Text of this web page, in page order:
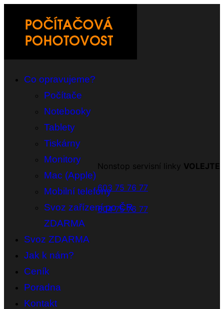
Co opravujeme?
Počítače
Notebooky
Tablety
Tiskárny
Monitory
Mac (Apple)
Mobilní telefony
Svoz zařízení po ČR
ZDARMA
Svoz ZDARMA
Jak k nám?
Ceník
Poradna
Kontakt
Nonstop servisní linky VOLEJTE
603 75 76 77
604 75 76 77